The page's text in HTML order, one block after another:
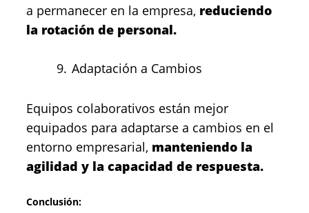
a permanecer en la empresa, reduciendo
la rotación de personal.
Adaptación a Cambios
Equipos colaborativos están mejor
equipados para adaptarse a cambios en el
entorno empresarial, manteniendo la
agilidad y la capacidad de respuesta.
Conclusión: